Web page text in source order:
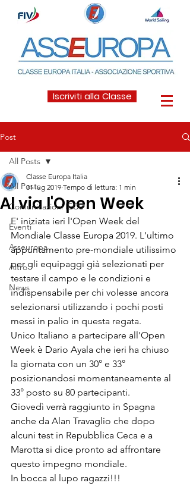
Iscriviti alla Classe
Post
All Posts
Comunicazioni IECU
Eventi
Asseuropa
Altro
News
All Posts
Al via l'Open Week
Classe Europa Italia
31 lug 2019 Tempo di lettura: 1 min
E' iniziata ieri l'Open Week del
Mondiale Classe Europa 2019. L'ultimo
appuntamento pre-mondiale utilissimo
per gli equipaggi già selezionati per
testare il campo e le condizioni e
indispensabile per chi volesse ancora
selezionarsi utilizzando i pochi posti
messi in palio in questa regata.
Unico Italiano a partecipare all'Open
Week è Dario Ayala che ieri ha chiuso
la giornata con un 30° e 33°
posizionandosi momentaneamente al
33° posto su 80 partecipanti.
Giovedì verrà raggiunto in Spagna
anche da Alan Travaglio che dopo
alcuni test in Repubblica Ceca e a
Marotta si dice pronto ad affrontare
questo impegno mondiale.
In bocca al lupo ragazzi!!!